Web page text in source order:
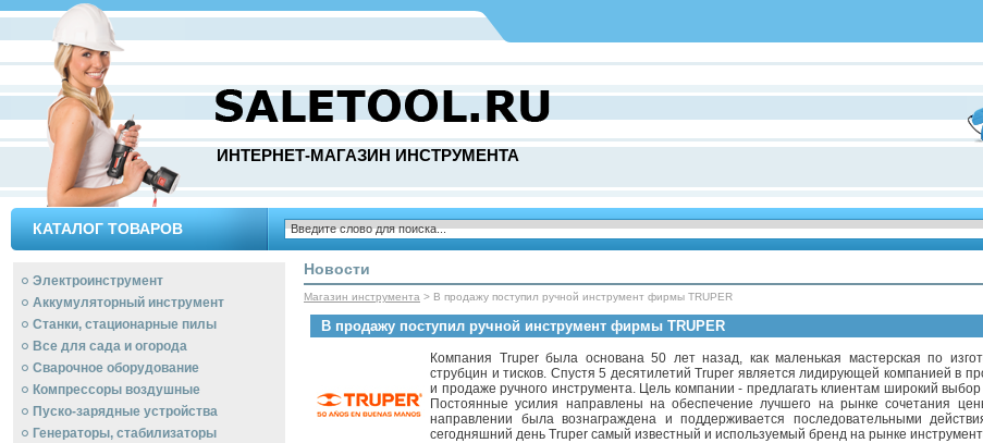
ИНТЕРНЕТ-МАГАЗИН ИНСТРУМЕНТА
КАТАЛОГ ТОВАРОВ
Электроинструмент
Аккумуляторный инструмент
Станки, стационарные пилы
Все для сада и огорода
Сварочное оборудование
Компрессоры воздушные
Пуско-зарядные устройства
Генераторы, стабилизаторы
Новости
Магазин инструмента > В продажу поступил ручной инструмент фирмы TRUPER
В продажу поступил ручной инструмент фирмы TRUPER
Компания Truper была основана 50 лет назад, как маленькая мастерская по
струбцин и тисков. Спустя 5 десятилетий Truper является лидирующей компанией в
и продаже ручного инструмента. Цель компании - предлагать клиентам широкий выбор
Постоянные усилия направлены на обеспечение лучшего на рынке сочетания
направлении была вознаграждена и поддерживается последовательными
сегодняшний день Truper самый известный и используемый бренд на рынке